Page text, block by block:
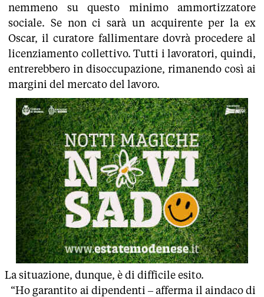
nemmeno su questo minimo ammortizzatore
sociale. Se non ci sarà un acquirente per la ex
Oscar, il curatore fallimentare dovrà procedere al
licenziamento collettivo. Tutti i lavoratori, quindi,
entrerebbero in disoccupazione, rimanendo così ai
margini del mercato del lavoro.
La situazione, dunque, è di difficile esito.
“Ho garantito ai dipendenti – afferma il aindaco di